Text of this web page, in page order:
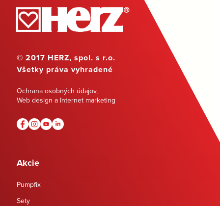
© 2017 HERZ, spol. s r.o.
Všetky práva vyhradené
Ochrana osobných údajov,
Web design a Internet marketing
Akcie
Pumpfix
Sety